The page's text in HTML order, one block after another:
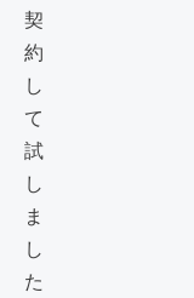
契
約
し
て
試
し
ま
し
た